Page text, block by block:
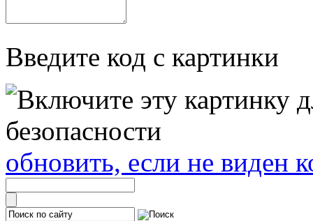
Введите код с картинки
обновить, если не виден